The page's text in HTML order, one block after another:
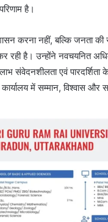
है।
करना नहीं, बल्कि जनता
रही है। उन्होंने नवचयनित
संवेदनशीलता एवं पारदर्शिता
में सम्मान, विश्वास और